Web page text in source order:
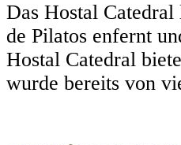
Das Hostal
de Pilatos enfernt
Hostal Catedral
wurde bereits von